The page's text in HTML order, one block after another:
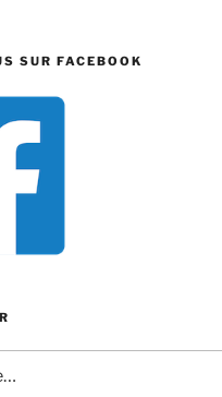
SUR FACEBOOK